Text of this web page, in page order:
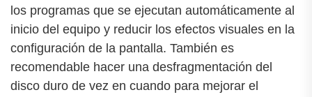
los programas que se ejecutan automáticamente al
inicio del equipo y reducir los efectos visuales en la
configuración de la pantalla. También es
recomendable hacer una desfragmentación del
disco duro de vez en cuando para mejorar el